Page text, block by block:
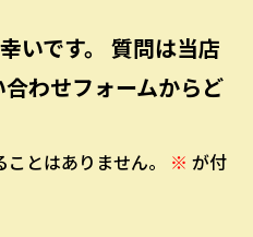
いです。 質問は当店
わせフォームからど
とはありません。 ※ が付